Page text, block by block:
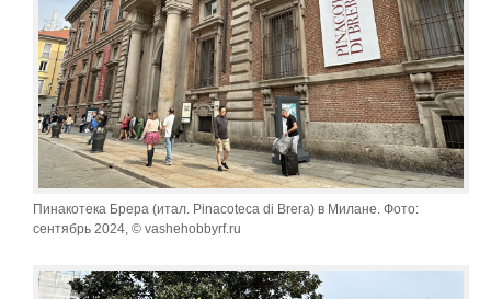
Пинакотека Брера (итал. Pinacoteca di Brera) в Милане. Фото:
сентябрь 2024, © vashehobbyrf.ru